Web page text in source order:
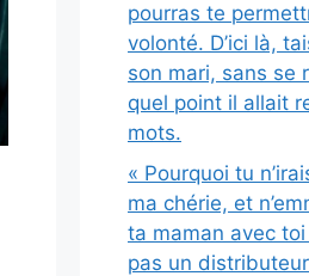
pourras te
volonté. D’ici là,
son mari, sans se
quel point il allait
mots.
« Pourquoi tu
ma chérie, et
ta maman avec
pas un